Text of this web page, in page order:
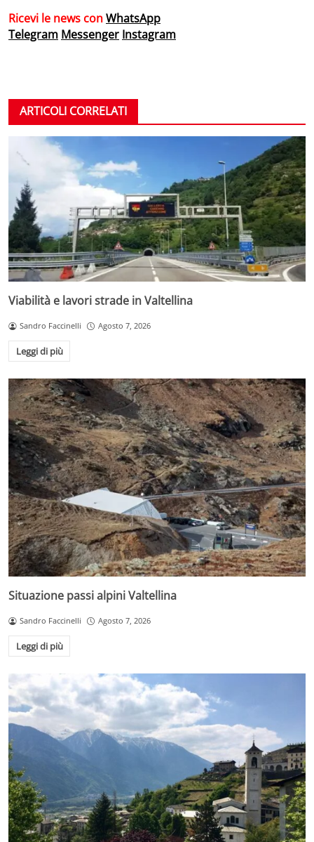
Ricevi le news conWhatsApp
Telegram Messenger Instagram
ARTICOLI CORRELATI
Viabilità e lavori strade in Valtellina
Sandro Faccinelli Agosto 7, 2026
Leggi di più
Situazione passi alpini Valtellina
Sandro Faccinelli Agosto 7, 2026
Leggi di più